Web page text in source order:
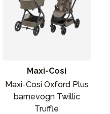
Maxi-Cosi
Maxi-Cosi Oxford Plus
barnevogn Twillic
Truffle